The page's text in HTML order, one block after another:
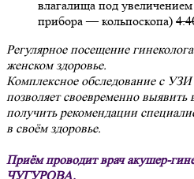
влагалища под
прибора — кольпоскопа)
Регулярное посещение
женском здоровье.
Комплексное обследование с
позволяет своевременно
получить рекомендации
в своём здоровье.
Приём проводит врач акушер-
ЧУГУРОВА.